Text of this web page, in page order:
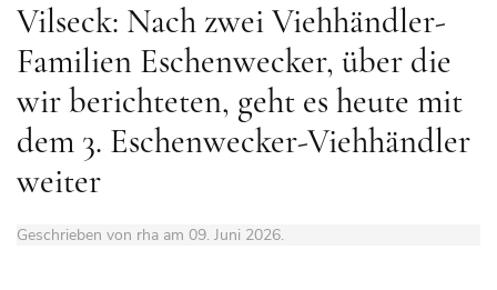
Vilseck: Nach zwei Viehhändler-
Familien Eschenwecker, über die
wir berichteten, geht es heute mit
dem 3. Eschenwecker-Viehhändler
weiter
Geschrieben von rha am 09. Juni 2026.